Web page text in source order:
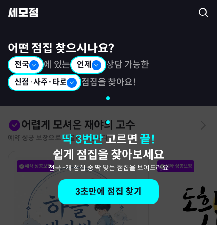
어떤 점집 찾으시나요?
전국 에 있는 언제 상담 가능한
신점·사주·타로 점집을 찾아요!
딱 3번만 고르면 끝!
쉽게 점집을 찾아보세요
전국-개 점집 중 딱 맞는 점집을 보여드려요
3초만에 점집 찾기
어렵게 모셔온 재야의 고수
예약 성공 보장으로 특별히 모십니다!
예약 성공보장 예약 성공보장